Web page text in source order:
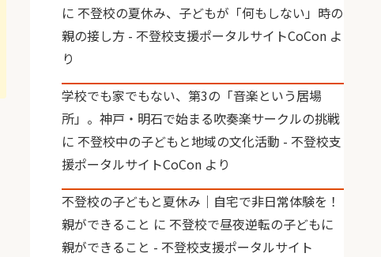
に 不登校の夏休み、子どもが「何もしない」時の
親の接し方 - 不登校支援ポータルサイトCoCon よ
り
学校でも家でもない、第3の「音楽という居場
所」。神戸・明石で始まる吹奏楽サークルの挑戦
に 不登校中の子どもと地域の文化活動 - 不登校支
援ポータルサイトCoCon より
不登校の子どもと夏休み｜自宅で非日常体験を！
親ができること に 不登校で昼夜逆転の子どもに
親ができること - 不登校支援ポータルサイト